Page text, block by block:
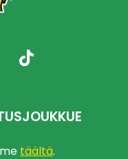
täältä.